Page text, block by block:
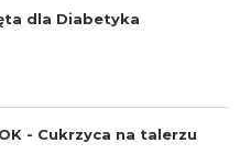
dla Diabetyka
- Cukrzyca na talerzu